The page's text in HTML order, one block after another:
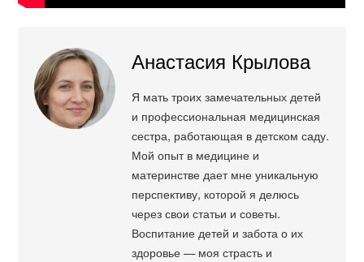
Анастасия Крылова
Я мать троих замечательных детей
и профессиональная медицинская
сестра, работающая в детском саду.
Мой опыт в медицине и
материнстве дает мне уникальную
перспективу, которой я делюсь
через свои статьи и советы.
Воспитание детей и забота о их
здоровье — моя страсть и